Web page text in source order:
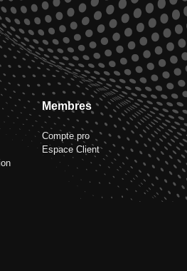
Membres
Compte pro
Espace Client